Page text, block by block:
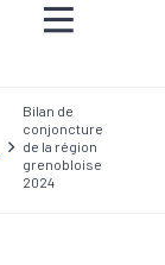
Bilan de
conjoncture
de la région
grenobloise
2024